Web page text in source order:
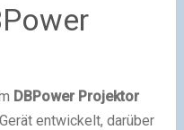
DBPower Projektor
entwickelt, darüber